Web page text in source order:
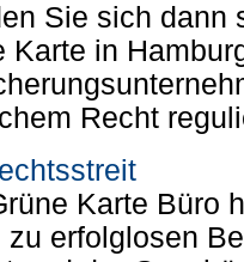
Sie sich dann
Karte in
Recht
Karte Büro
zu erfolglosen